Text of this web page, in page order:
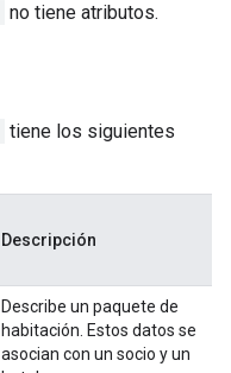
no tiene atributos.
tiene los siguientes
Descripción
Describe un paquete de
habitación. Estos datos se
asocian con un socio y un